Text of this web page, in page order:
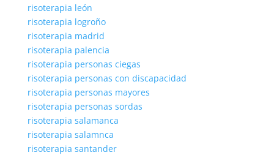
risoterapia león
risoterapia logroño
risoterapia madrid
risoterapia palencia
risoterapia personas ciegas
risoterapia personas con discapacidad
risoterapia personas mayores
risoterapia personas sordas
risoterapia salamanca
risoterapia salamnca
risoterapia santander